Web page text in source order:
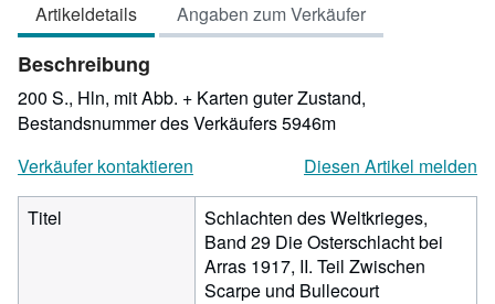
5
Sternen
Artikeldetails Angaben zum Verkäufer
Beschreibung
200 S., Hln, mit Abb. + Karten guter Zustand,
Bestandsnummer des Verkäufers 5946m
Verkäufer kontaktieren
Diesen Artikel melden
Titel
Schlachten des Weltkrieges,
Band 29 Die Osterschlacht bei
Arras 1917, II. Teil Zwischen
Scarpe und Bullecourt